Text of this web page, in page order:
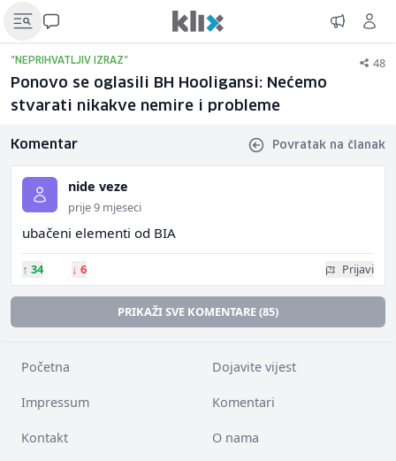
"NEPRIHVATLJIV IZRAZ" 48
Ponovo se oglasili BH Hooligansi: Nećemo
stvarati nikakve nemire i probleme
Komentar Povratak na članak
nide veze
prije 9 mjeseci
ubačeni elementi od BIA
↑ 34 ↓ 6 Prijavi
PRIKAŽI SVE KOMENTARE (85)
Početna Dojavite vijest
Impressum Komentari
Kontakt O nama